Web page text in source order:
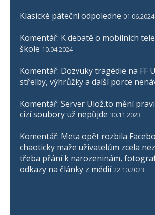
Klasické páteční odpoledne 01.06.2024
Komentář: K debatě o mobilních
škole 10.04.2024
Komentář: Dozvuky tragédie na FF
střelby, výhrůžky a další porce
Komentář: Server Ulož.to mění
cizí soubory už nepůjde 30.11.2023
Komentář: Meta opět rozbila
chaoticky maže uživatelům zcela
třeba přání k narozeninám,
odkazy na články z médií 22.10.2023